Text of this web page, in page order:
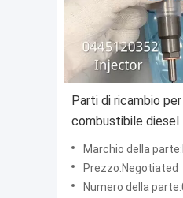
Parti di ricambio
combustibile diesel
Marchio della
Prezzo:Negotiated
Numero della